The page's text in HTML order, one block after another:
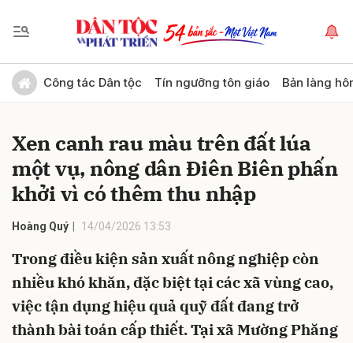
Công tác Dân tộc Tín ngưỡng tôn giáo Bản làng
Xen canh rau màu trên đất lúa
một vụ, nông dân Điên Biên phấn
khởi vì có thêm thu nhập
Hoàng Quý 14/04/2026 13:53
Trong điều kiện sản xuất nông nghiệp còn
nhiều khó khăn, đặc biệt tại các xã vùng cao,
việc tận dụng hiệu quả quỹ đất đang trở
thành bài toán cấp thiết. Tại xã Mường Phăng
Gửi bình luận